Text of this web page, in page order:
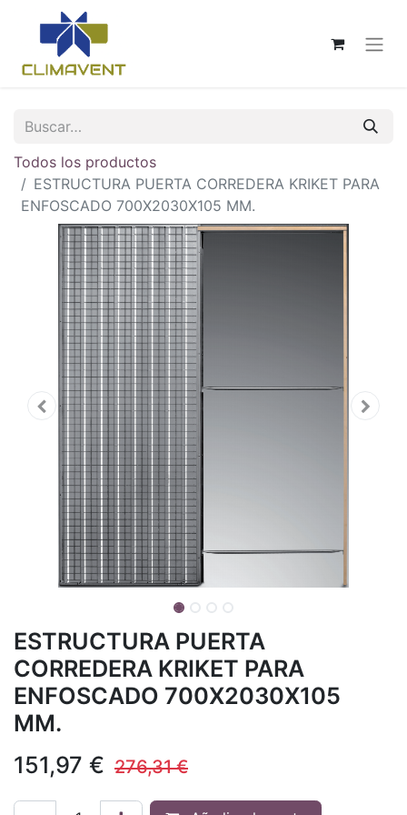
Todos los productos
ESTRUCTURA PUERTA CORREDERA KRIKET PARA
ENFOSCADO 700X2030X105 MM.
ESTRUCTURA PUERTA
CORREDERA KRIKET PARA
ENFOSCADO 700X2030X105
MM.
151,97 € 276,31€